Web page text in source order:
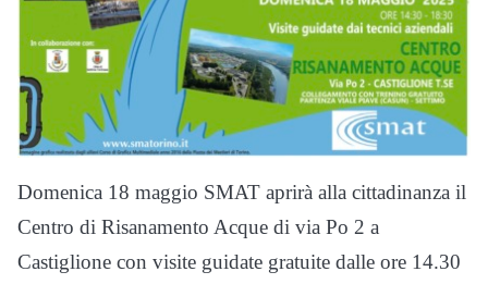
Domenica 18 maggio SMAT aprirà alla cittadinanza il
Centro di Risanamento Acque di via Po 2 a
Castiglione con visite guidate gratuite dalle ore 14.30